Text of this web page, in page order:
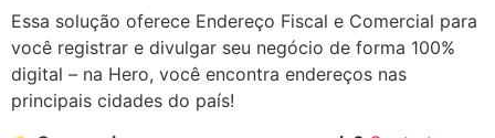
Essa solução oferece Endereço Fiscal e Comercial para
você registrar e divulgar seu negócio de forma 100%
digital – na Hero, você encontra endereços nas
principais cidades do país!